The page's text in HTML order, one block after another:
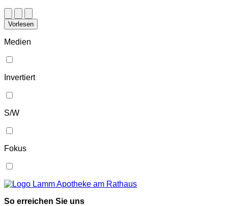
Vorlesen
Medien
Invertiert
S/W
Fokus
So erreichen Sie uns